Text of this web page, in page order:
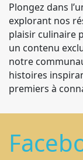
Plongez dans
explorant nos
plaisir culinaire
un contenu
notre
histoires
premiers à